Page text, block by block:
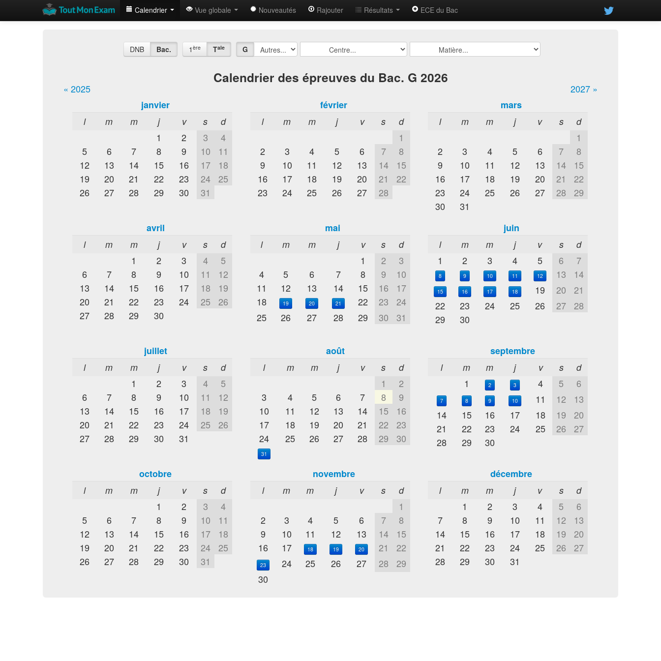
Calendrier Vue globale Nouveautés Rajouter Résultats ECE du Bac
DNB Bac. 1 ère Tale G
Calendrier des épreuves du Bac. G 2026
« 2025
2027 »
janvier
l m m j v s d
1 2 3
4
5
6 7 8 9 10
11
12
13 14 15 16 17
18
19
20 21 22 23 24
25
26
27 28 29 30 31
février
l m m j v s d
1
2
3 4 5 6 7
8
9
10 11 12 13 14
15
16
17 18 19 20 21
22
23
24 25 26 27 28
mars
l m m j v s d
1
2
3 4 5 6 7
8
9
10 11 12 13 14
15
16
17 18 19 20 21
22
23
24 25 26 27 28
29
30
31
avril
l m m j v s d
1 2 3 4
5
6
7 8 9 10 11
12
13
14 15 16 17 18
19
20
21 22 23 24 25
26
27
28 29 30
mai
l m m j v s d
1 2
3
4
5 6 7 8 9
10
11
12 13 14 15 16
17
18
19 20 21 22 23
24
25
26 27 28 29 30 31
juin
l m m j v s d
1 2 3 4 5 6 7
8 9 10 11 12 13 14
15 16 17 18 19 20
21
22
23 24 25 26 27
28
29
30
juillet
l m m j v s d
1 2 3 4
5
6
7 8 9 10 11
12
13
14 15 16 17 18
19
20
21 22 23 24 25
26
27
28 29 30 31
août
l m m j v s d
1
2
3
4 5 6 7 8
9
10
11 12 13 14 15
16
17
18 19 20 21 22
23
24
25 26 27 28 29 30
31
septembre
l m m j v s d
1 2 3 4 5 6
7 8 9 10 11 12
13
14
15 16 17 18 19
20
21
22 23 24 25 26
27
28
29 30
octobre
l m m j v s d
1 2 3
4
5
6 7 8 9 10
11
12
13 14 15 16 17
18
19
20 21 22 23 24
25
26
27 28 29 30 31
novembre
l m m j v s d
1
2
3 4 5 6 7
8
9
10 11 12 13 14
15
16
17 18 19 20 21 22
23 24 25 26 27 28
29
30
décembre
l m m j v s d
1 2 3 4 5
6
7
8 9 10 11 12
13
14
15 16 17 18 19
20
21
22 23 24 25 26
27
28
29 30 31